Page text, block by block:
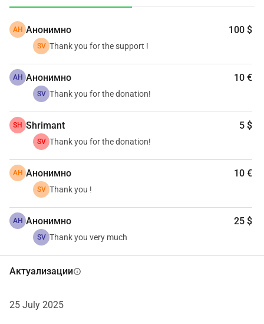
АН Анонимно 100 $
SV Thank you for the support !
АН Анонимно 10 €
SV Thank you for the donation!
SH Shrimant 5 $
SV Thank you for the donation!
АН Анонимно 10 €
SV Thank you !
АН Анонимно 25 $
SV Thank you very much
Актуализацииinfo
25 July 2025